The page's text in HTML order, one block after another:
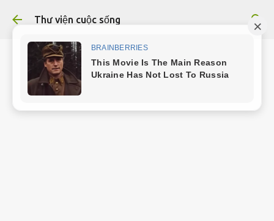
Chuyển đến nội dung chính
Thư viện cuộc sống